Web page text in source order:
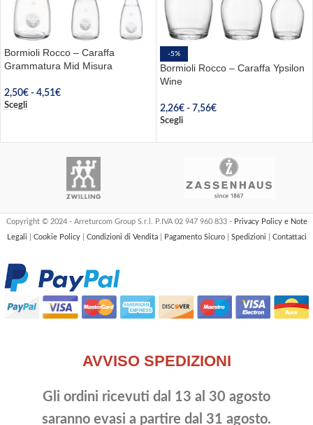
Bormioli Rocco – Caraffa
Grammatura Mid Misura
2,50€ - 4,51€
Scegli
-5%
Bormioli Rocco – Caraffa Ypsilon
Wine
2,26€ - 7,56€
Scegli
Copyright © 2024 - Arreturcom Group S.r.l. P.IVA 02 947 960 833 - Privacy Policy e Note
Legali
Cookie Policy Condizioni di Vendita Pagamento Sicuro Spedizioni Contattaci
AVVISO SPEDIZIONI
Gli ordini ricevuti dal 13 al 30 agosto
saranno evasi a partire dal 31 agosto.